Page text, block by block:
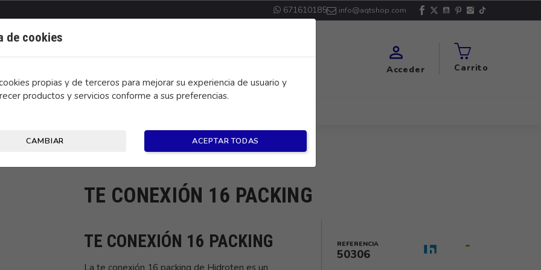
de cookies
propias y de terceros para mejorar su experiencia de usuario y
productos y servicios conforme a sus preferencias.
CAMBIAR ACEPTAR TODAS
671610185 info@aqtshop.com

Acceder Carrito
TE CONEXIÓN 16 PACKING
TE CONEXIÓN 16 PACKING
La te conexión 16 packing de Hidroten es un
REFERENCIA
50306